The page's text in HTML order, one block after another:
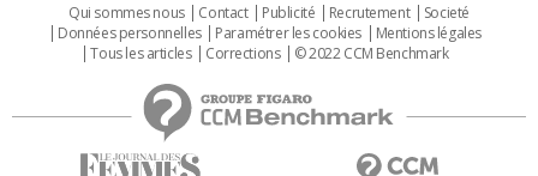
Qui sommes nous Contact Publicité Recrutement
Societé
Données personnelles
Paramétrer les cookies
Mentions légales
Tous les articles
Corrections © 2022 CCM Benchmark